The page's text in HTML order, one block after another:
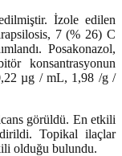
İzole edilen
7 (% 26) C
Posakonazol,
konsantrasyonun
µg / mL, 1,98 /g /
görüldü. En etkili
Topikal ilaçlar
olduğu bulundu.